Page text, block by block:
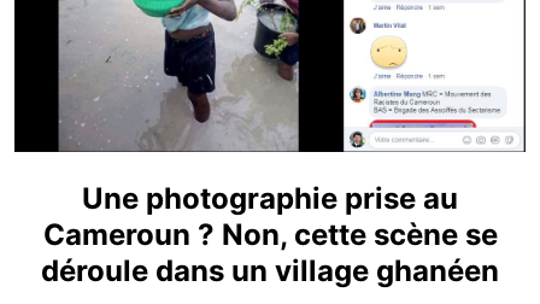
Une photographie prise au
Cameroun ? Non, cette scène se
déroule dans un village ghanéen